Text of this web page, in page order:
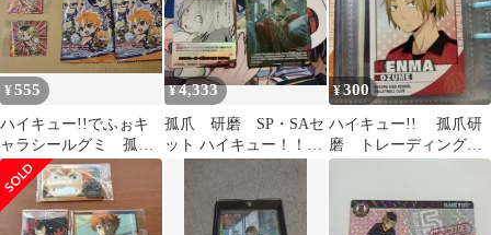
¥555
ハイキュー!!でふぉキ
ャラシールグミ 孤爪
研磨SR
¥4,333
孤爪 研磨 SP・SAセ
ット ハイキュー！！バ
¥300
ハイキュー!! 孤爪研
磨 トレーディングカ
ード トレカ